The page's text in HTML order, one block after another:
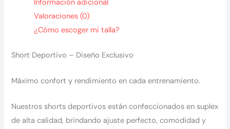
Información adicional
Valoraciones (0)
¿Cómo escoger mi talla?
Short Deportivo – Diseño Exclusivo
Máximo confort y rendimiento en cada entrenamiento.
Nuestros shorts deportivos están confeccionados en suplex
de alta calidad, brindando ajuste perfecto, comodidad y